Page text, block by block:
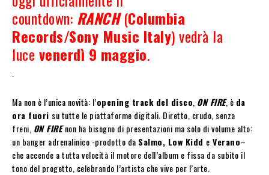
countdown: RANCH(Columbia
Records/Sony Music Italy) vedrà la
luce venerdì 9 maggio.
Ma non è l’unica novità: l’opening track del disco ON FIRE, è da
ora fuori su tutte le piattaforme digitali. Diretto, crudo, senza
freni, ON FIREnon ha bisogno di presentazioni ma solo di volume alto:
un banger adrenalinico -prodotto da Salmo, Low Kidd e Verano–
che accende a tutta velocità il motore dell’album e fissa da subito il
tono del progetto, celebrando l’artista che vive per l’arte.